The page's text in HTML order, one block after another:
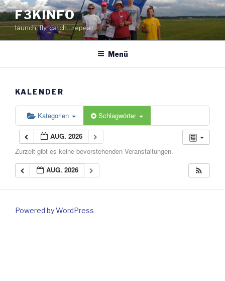
Zum
Inhalt
springen
F3KINFO
launch, fly, catch…repeat
Menü
KALENDER
Kategorien Schlagwörter
AUG. 2026
Zurzeit gibt es keine bevorstehenden Veranstaltungen.
AUG. 2026
Powered by WordPress